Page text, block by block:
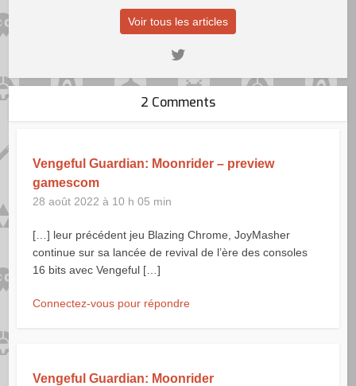
Voir tous les articles
2 Comments
Vengeful Guardian: Moonrider – preview
gamescom
28 août 2022 à 10 h 05 min
[…] leur précédent jeu Blazing Chrome, JoyMasher
continue sur sa lancée de revival de l’ère des consoles
16 bits avec Vengeful […]
Connectez-vous pour répondre
Vengeful Guardian: Moonrider